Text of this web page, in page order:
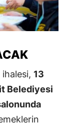
13
Belediyesi